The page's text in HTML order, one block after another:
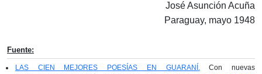
José Asunción Acuña
Paraguay, mayo 1948
Fuente:
LAS CIEN MEJORES POESÍAS EN GUARANÍ .Con nuevas